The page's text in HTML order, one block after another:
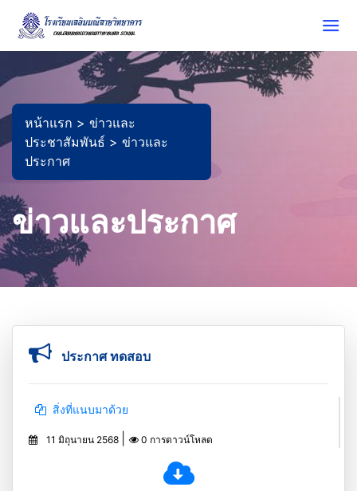
หน้าแรก > ข่าวและ
ประชาสัมพันธ์ > ข่าวและ
ประกาศ
ข่าวและประกาศ
ประกาศ ทดสอบ
สิ่งที่แนบมาด้วย
11 มิถุนายน 2568 0 การดาวน์โหลด